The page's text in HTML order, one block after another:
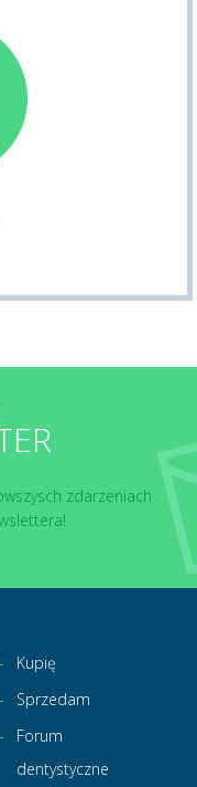
zdarzeniach
Kupię
Sprzedam
Forum
dentystyczne